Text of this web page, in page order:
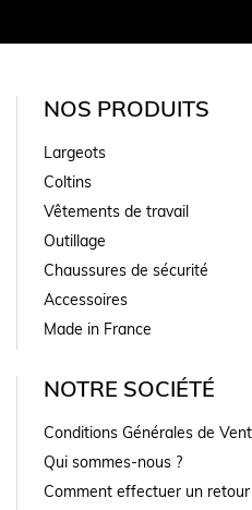
NOS PRODUITS
Largeots
Coltins
Vêtements de travail
Outillage
Chaussures de sécurité
Accessoires
Made in France
NOTRE SOCIÉTÉ
Conditions Générales de
Qui sommes-nous ?
Comment effectuer un retour